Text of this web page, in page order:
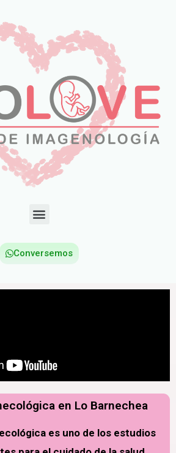
Conversemos
en Lo Barnechea
es uno de los estudios